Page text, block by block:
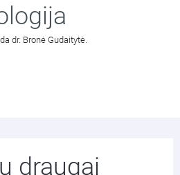
dr. Bronė Gudaitytė.
draugai